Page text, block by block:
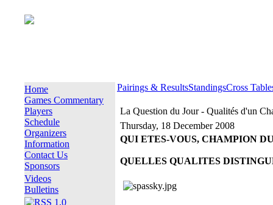
Home
Games Commentary
Players
Schedule
Organizers
Information
Contact Us
Sponsors
Videos
Bulletins
Pairings & ResultsStandingsCross
La Question du Jour - Qualités d'un
Thursday, 18 December 2008
QUI ETES-VOUS, CHAMPION
QUELLES QUALITES